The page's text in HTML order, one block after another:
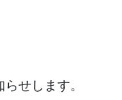
せします。